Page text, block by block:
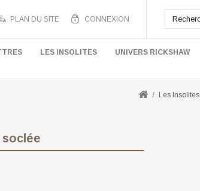
CONNEXION
PLAN DU SITE
LES INSOLITES UNIVERS RICKSHAW
Les Insolites